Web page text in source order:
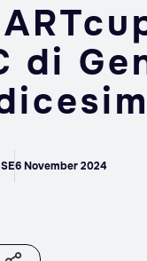
di
6 November 2024